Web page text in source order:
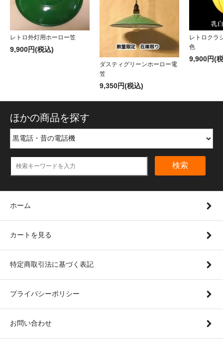
レトロ外灯用ホーロー笠
9,900円(税込)
ダスティグリーンホーロー電
笠
9,350円(税込)
レトロクラ
色
9,900円(
ほかの商品を探す
検索
ホーム
カートを見る
特定商取引法に基づく表記
プライバシーポリシー
お問い合わせ